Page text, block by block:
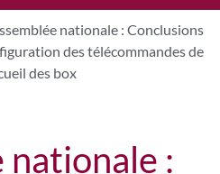
nationale : Conclusions
des télécommandes de
des box
nationale :